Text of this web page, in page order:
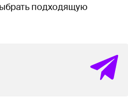
подходящую